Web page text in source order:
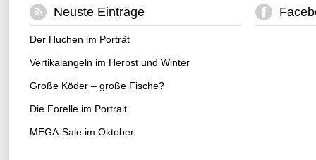
Neuste Einträge
Der Huchen im Porträt
Vertikalangeln im Herbst und Winter
Große Köder – große Fische?
Die Forelle im Portrait
MEGA-Sale im Oktober